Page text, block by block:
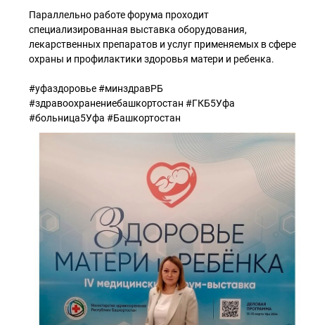
Параллельно работе форума проходит
специализированная выставка оборудования,
лекарственных препаратов и услуг применяемых в сфере
охраны и профилактики здоровья матери и ребенка.
#уфаздоровье #минздравРБ
#здравоохранениебашкортостан #ГКБ5Уфа
#больница5Уфа #Башкортостан